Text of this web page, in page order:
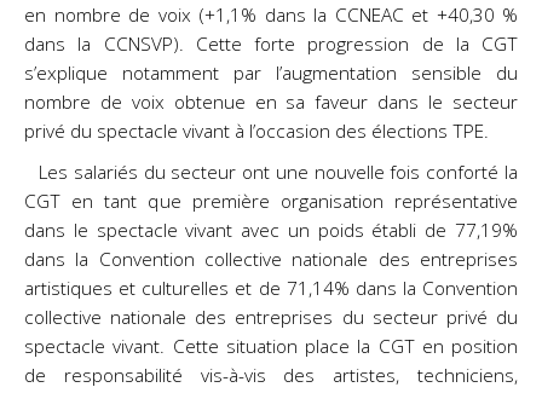
en nombre de voix (+1,1% dans la CCNEAC et +40,30 %
dans la CCNSVP). Cette forte progression de la CGT
s’explique notamment par l’augmentation sensible du
nombre de voix obtenue en sa faveur dans le secteur
privé du spectacle vivant à l’occasion des élections TPE.
Les salariés du secteur ont une nouvelle fois conforté la
CGT en tant que première organisation représentative
dans le spectacle vivant avec un poids établi de 77,19%
dans la Convention collective nationale des entreprises
artistiques et culturelles et de 71,14% dans la Convention
collective nationale des entreprises du secteur privé du
spectacle vivant. Cette situation place la CGT en position
de responsabilité vis-à-vis des artistes, techniciens,